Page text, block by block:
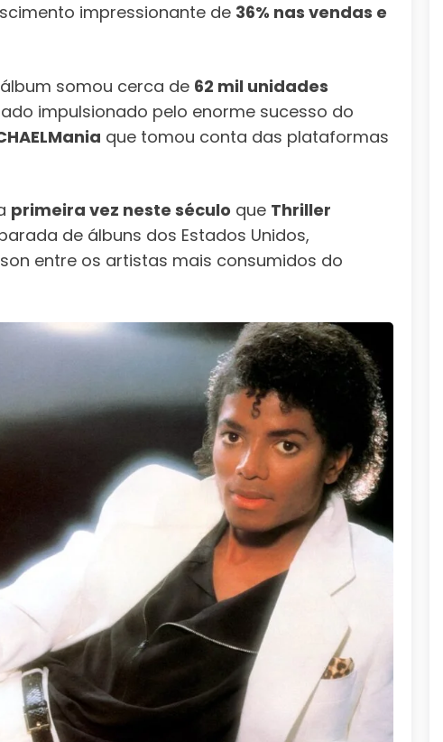
impressionante de 36% nas vendas e
somou cerca de 62 mil unidades
impulsionado pelo enorme sucesso do
que tomou conta das plataformas
primeira vez neste século que Thriller
de álbuns dos Estados Unidos,
entre os artistas mais consumidos do